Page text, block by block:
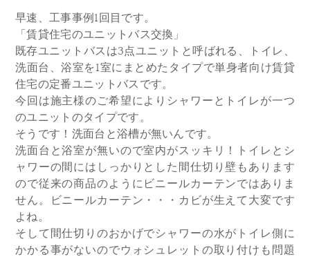
早速、工事事例1回目です。
「賃貸住宅のユニットバス交換」
既存ユニットバスは3点ユニットと呼ばれる、トイレ、
洗面台、浴室を1室にまとめたタイプで単身者向け賃貸
住宅の定番ユニットバスです。
今回は施主様のご希望によりシャワーとトイレが一つ
のユニットのタイプです。
そうです！洗面台と浴槽が無いんです。
洗面台と浴室が無いので室内がスッキリ！トイレとシ
ャワーの間にはしっかりとした間仕切り壁もあります
ので従来の商品のようにビニールカーテンではありま
せん。ビニールカーテン・・・カビが生えて大変です
よね。
そして間仕切りのおかげでシャワーの水がトイレ側に
かかる事がないのでウォシュレットの取り付けも問題